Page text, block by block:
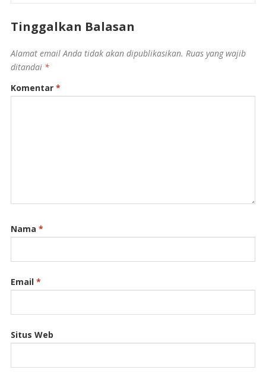
Tinggalkan Balasan
Alamat email Anda tidak akan dipublikasikan. Ruas yang wajib
ditandai *
Komentar *
Nama *
Email *
Situs Web